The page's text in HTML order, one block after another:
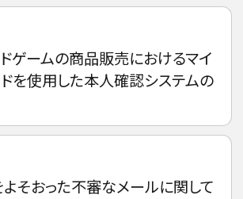
ゲームの商品販売におけるマイ
を使用した本人確認システムの
そおった不審なメールに関して